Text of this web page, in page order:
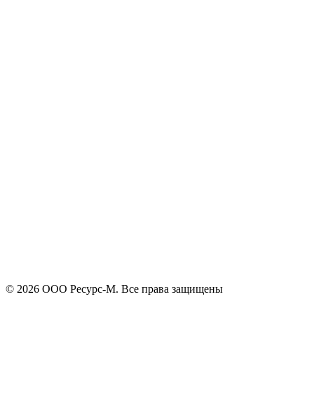
© 2026 ООО Ресурс-М. Все права защищены